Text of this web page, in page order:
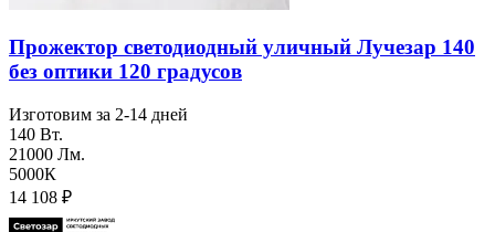
Прожектор светодиодный уличный Лучезар 140
без оптики 120 градусов
Изготовим за 2-14 дней
140 Вт.
21000 Лм.
5000К
14 108 ₽